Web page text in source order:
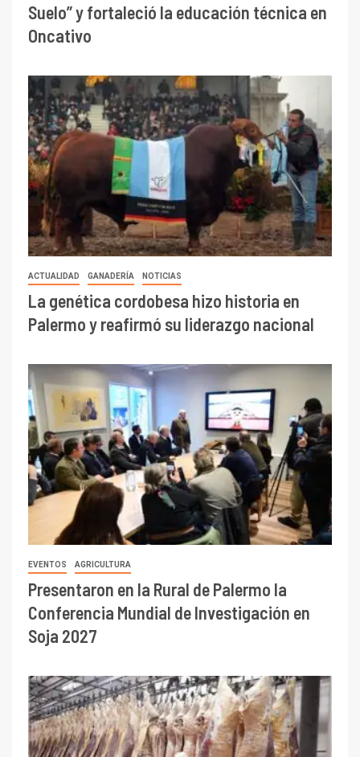
Suelo” y fortaleció la educación técnica en
Oncativo
ACTUALIDAD GANADERÍA NOTICIAS
La genética cordobesa hizo historia en
Palermo y reafirmó su liderazgo nacional
EVENTOS AGRICULTURA
Presentaron en la Rural de Palermo la
Conferencia Mundial de Investigación en
Soja 2027